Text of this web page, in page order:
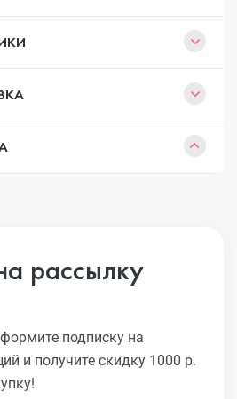
рассылку
подписку на
и получите скидку 1000 р.